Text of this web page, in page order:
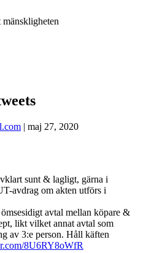
| maj 27, 2020
sunt & lagligt, gärna i
avdrag om akten utförs i
avtal mellan köpare &
likt vilket annat avtal som
av 3:e person. Håll käften
8U6RY8oWfR